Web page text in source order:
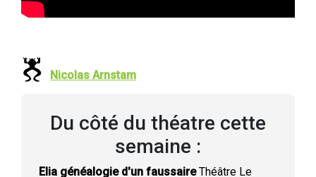
Nicolas Arnstam
Du côté du théatre cette
semaine :
Elia généalogie d'un faussaireThéâtre Le